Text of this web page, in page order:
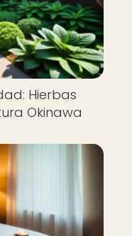
Hierbas
Okinawa